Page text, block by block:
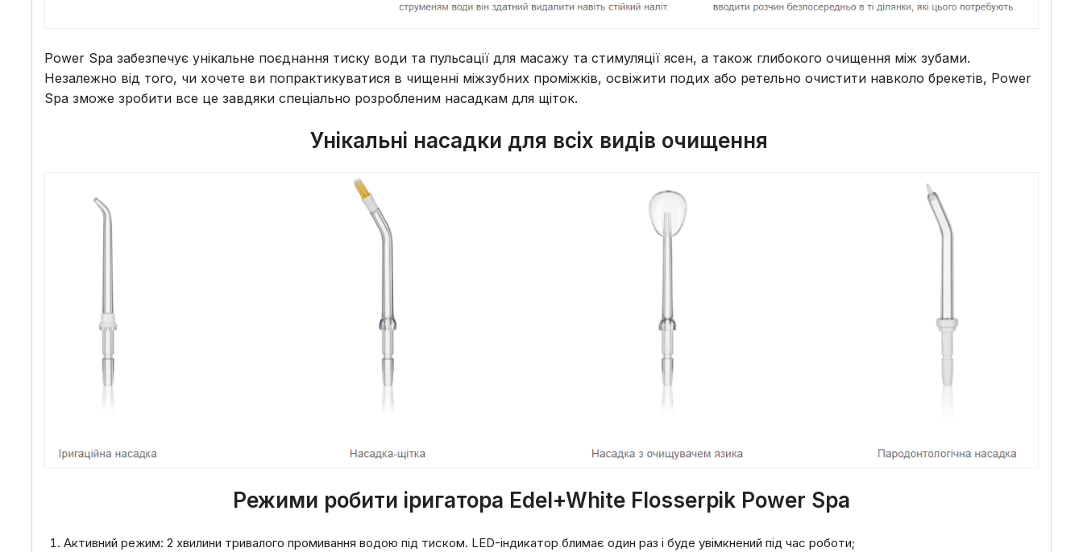
Power Spa забезпечує унікальне поєднання тиску води та пульсації для масажу та стимуляції ясен, а також глибокого очищення між зубами.
Незалежно від того, чи хочете ви попрактикуватися в чищенні міжзубних проміжків, освіжити подих або ретельно очистити навколо брекетів, Power
Spa зможе зробити все це завдяки спеціально розробленим насадкам для щіток.
Унікальні насадки для всіх видів очищення
Режими робити іригатора Edel+White Flosserpik Power Spa
Активний режим: 2 хвилини тривалого промивання водою під тиском. LED-індикатор блимає один раз і буде увімкнений під час роботи;